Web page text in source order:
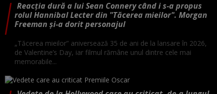
Reacția dură a lui Sean Connery când i s-a propus
rolul Hannibal Lecter din "Tăcerea mieilor". Morgan
Freeman și-a dorit personajul
„Tăcerea mieilor” aniversează 35 de ani de la lansare în 2026,
de Valentine’s Day, iar filmul rămâne unul dintre cele mai
memorabile...